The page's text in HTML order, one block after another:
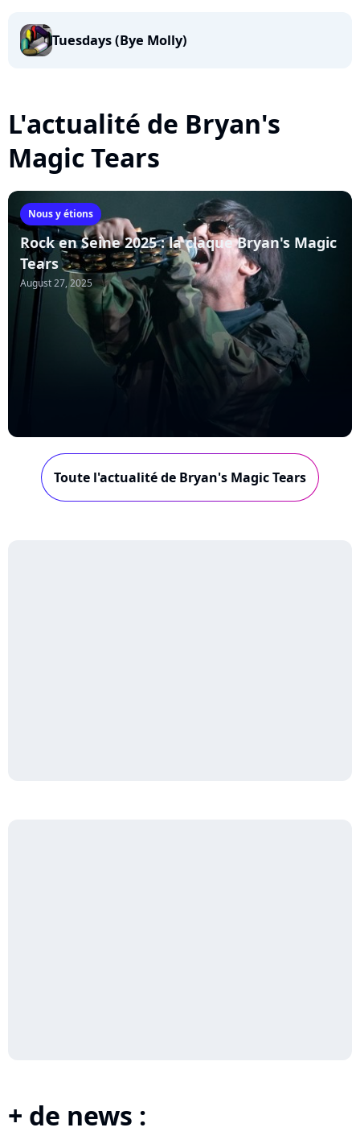
Tuesdays (Bye Molly)
L'actualité de Bryan's
Magic Tears
Nous y étions
Rock en Seine 2025 : la claque Bryan's Magic
Tears
August 27, 2025
Toute l'actualité de Bryan's Magic Tears
+ de news :